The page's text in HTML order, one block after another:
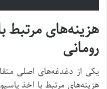
هزینه‌های مرتبط
رومانی
یکی از دغدغه‌های اصلی
هزینه‌های مرتبط با اخذ